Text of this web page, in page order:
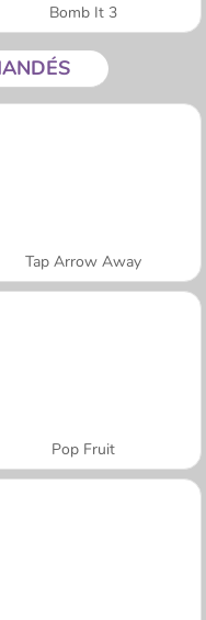
Bomb It 3
Tap Arrow Away
Pop Fruit